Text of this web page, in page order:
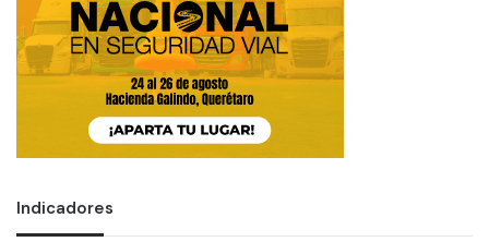
Indicadores